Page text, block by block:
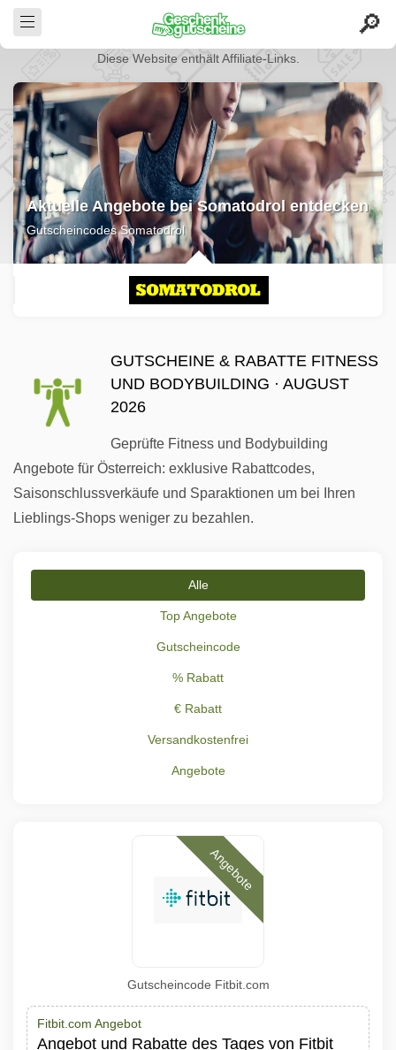
Diese Website enthält Affiliate-Links.
Aktuelle Angebote bei Somatodrol entdecken
Gutscheincodes Somatodrol
GUTSCHEINE & RABATTE FITNESS
UND BODYBUILDING · AUGUST
2026
Geprüfte Fitness und Bodybuilding
Angebote für Österreich: exklusive Rabattcodes,
Saisonschlussverkäufe und Sparaktionen um bei Ihren
Lieblings-Shops weniger zu bezahlen.
Alle
Top Angebote
Gutscheincode
% Rabatt
€ Rabatt
Versandkostenfrei
Angebote
Angebote
Gutscheincode Fitbit.com
Fitbit.com Angebot
Angebot und Rabatte des Tages von Fitbit